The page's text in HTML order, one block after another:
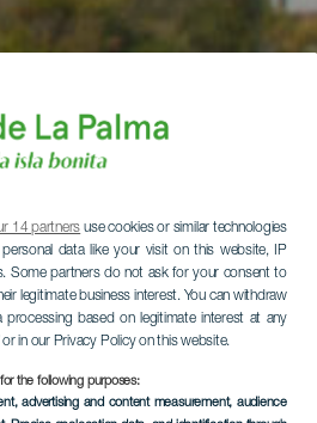
14 partners use cookies or similar technologies
data like your visit on this website, IP
Some partners do not ask for your consent to
legitimate business interest. You can withdraw
based on legitimate interest at any
in our Privacy Policy on this website.
the following purposes:
advertising and content measurement, audience